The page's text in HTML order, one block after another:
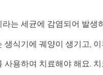
라는 세균에 감염되어 발생
생식기에 궤양이 생기고,
사용하여 치료해야 해요.